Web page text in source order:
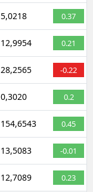
Kırşehir
Kocaeli
Kütahya
Malatya
Manisa
Kahramanmaraş
Mardin
5,0218 0.37
12,9954 0.21
28,2565 -0.22
0,3020 0.2
154,6543 0.45
13,5083 -0.01
12,7089 0.23